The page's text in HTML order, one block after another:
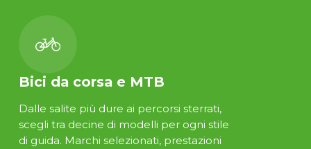
Bici da corsa e MTB
Dalle salite più dure ai percorsi sterrati,
scegli tra decine di modelli per ogni stile
di guida. Marchi selezionati, prestazioni